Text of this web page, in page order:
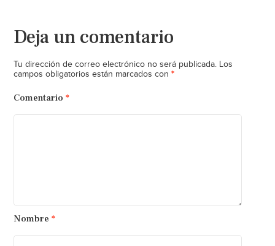
Deja un comentario
Tu dirección de correo electrónico no será publicada. Los
campos obligatorios están marcados con *
Comentario *
Nombre *